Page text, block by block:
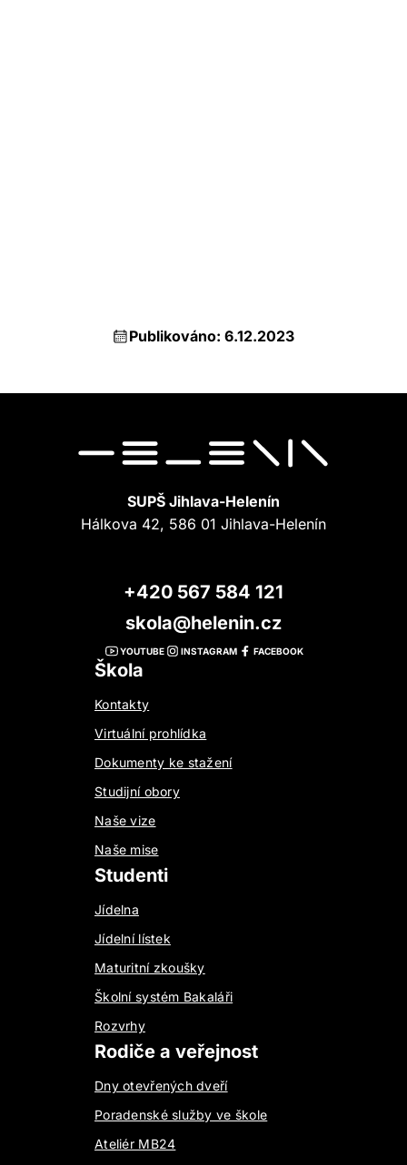
Publikováno: 6.12.2023
SUPŠ Jihlava-Helenín
Hálkova 42, 586 01 Jihlava-Helenín
+420 567 584 121
skola@helenin.cz
YOUTUBE INSTAGRAM FACEBOOK
Škola
Kontakty
Virtuální prohlídka
Dokumenty ke stažení
Studijní obory
Naše vize
Naše mise
Studenti
Jídelna
Jídelní lístek
Maturitní zkoušky
Školní systém Bakaláři
Rozvrhy
Rodiče a veřejnost
Dny otevřených dveří
Poradenské služby ve škole
Ateliér MB24